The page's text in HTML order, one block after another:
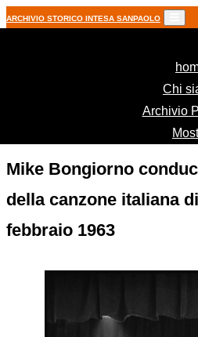
ARCHIVIO STORICO INTESA SANPAOLO
Chi
Archivio
Mike Bongiorno
della canzone italiana
febbraio 1963